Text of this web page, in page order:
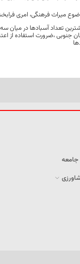
میراث فرهنگی، امری
تعداد آسبادها در میان
جنوبی ،ضرورت استفاده از
جامعه